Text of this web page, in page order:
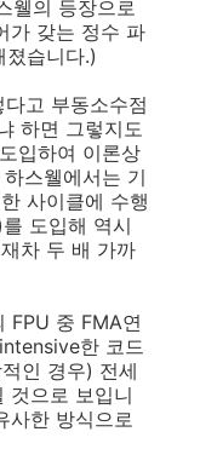
웰의 등장으로
가 갖는 정수 파
습니다.)
고 부동소수점
하면 그렇지도
입하여 이론상
스웰에서는 기
사이클에 수행
도입해 역시
차 두 배 가까
FPU 중 FMA연
한 코드
인 경우) 전세
것으로 보입니
사한 방식으로